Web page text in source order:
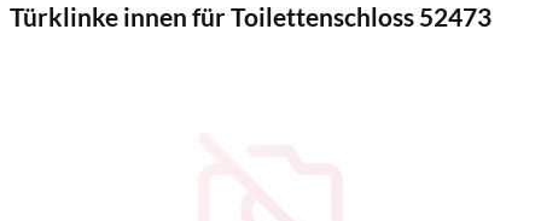
Türklinke innen für Toilettenschloss 52473